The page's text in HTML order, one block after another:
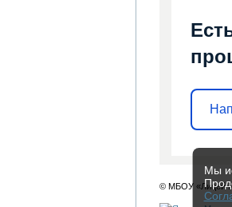
© МБОУ «Лицей
Мы